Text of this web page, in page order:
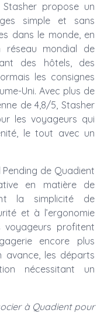
propose un
simple et sans
dans le monde, en
réseau mondial de
des hôtels, des
les consignes
Uni. Avec plus de
de 4,8/5, Stasher
les voyageurs qui
le tout avec un
Pending de Quadient
en matière de
la simplicité de
et à l’ergonomie
voyageurs profitent
encore plus
avance, les départs
nécessitant un
à Quadient pour